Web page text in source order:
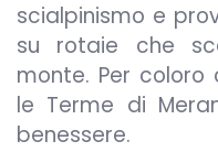
scialpinismo e
su rotaie che
monte. Per coloro
le Terme di
benessere.